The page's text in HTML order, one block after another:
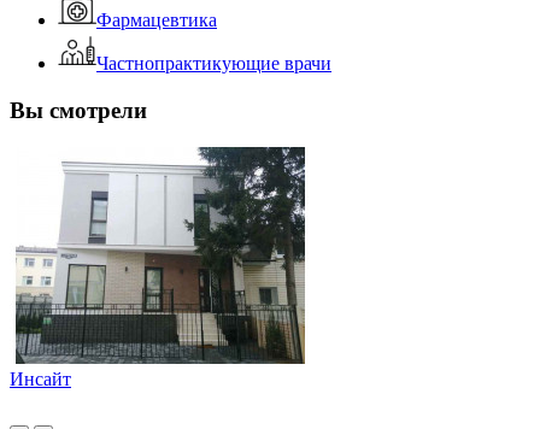
Фармацевтика
Частнопрактикующие врачи
Вы смотрели
Инсайт